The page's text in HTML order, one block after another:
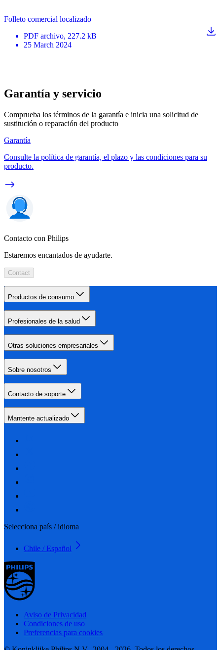
Folleto comercial localizado
PDF archivo, 227.2 kB
25 March 2024
Garantía y servicio
Comprueba los términos de la garantía e inicia una solicitud de
sustitución o reparación del producto
Garantía
Consulte la política de garantía, el plazo y las condiciones para su
producto.
Contacto con Philips
Estaremos encantados de ayudarte.
Contact
Productos de consumo
Profesionales de la salud
Otras soluciones empresariales
Sobre nosotros
Contacto de soporte
Mantente actualizado
Selecciona país / idioma
Chile / Español
Aviso de Privacidad
Condiciones de uso
Preferencias para cookies